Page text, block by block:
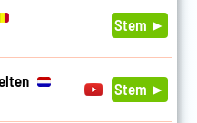
Stem ►
Stem ►